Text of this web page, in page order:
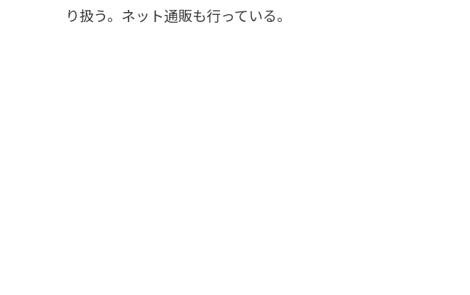
り扱う。ネット通販も行っている。